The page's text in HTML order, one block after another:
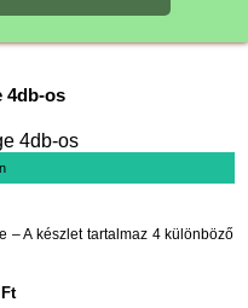
4db-os
– A készlet tartalmaz 4 különböző
Ft